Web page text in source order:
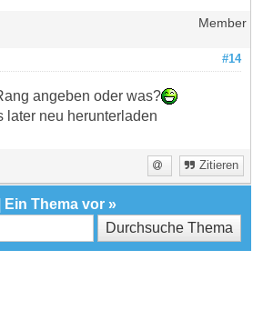
Member
#14
angeben oder was?
later neu herunterladen
Zitieren
Ein Thema vor »